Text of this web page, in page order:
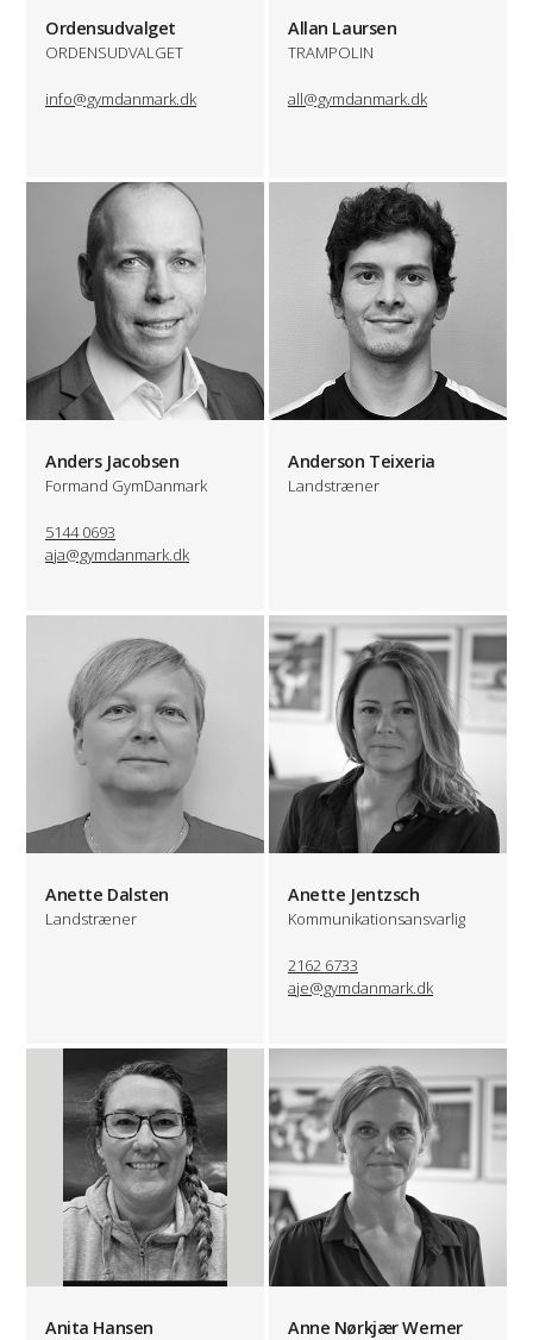
Ordensudvalget
ORDENSUDVALGET
info@gymdanmark.dk
Allan Laursen
TRAMPOLIN
all@gymdanmark.dk
Anders Jacobsen
Formand GymDanmark
5144 0693
aja@gymdanmark.dk
Anderson Teixeria
Landstræner
Anette Dalsten
Landstræner
Anette Jentzsch
Kommunikationsansvarlig
2162 6733
aje@gymdanmark.dk
Anita Hansen Anne Nørkjær Werner